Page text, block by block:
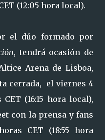
(12:05 hora local).
el dúo formado por
, tendrá ocasión de
Arena de Lisboa,
cerrada, el viernes 4
(16:15 hora local),
con la prensa y fans
CET (18:55 hora